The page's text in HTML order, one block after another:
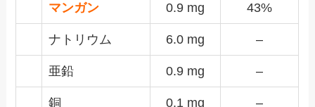
マンガン 0.9 mg 43%
ナトリウム 6.0 mg –
亜鉛 0.9 mg –
銅 0.1 mg –